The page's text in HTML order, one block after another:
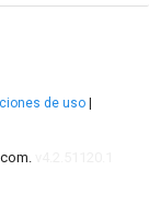
de uso